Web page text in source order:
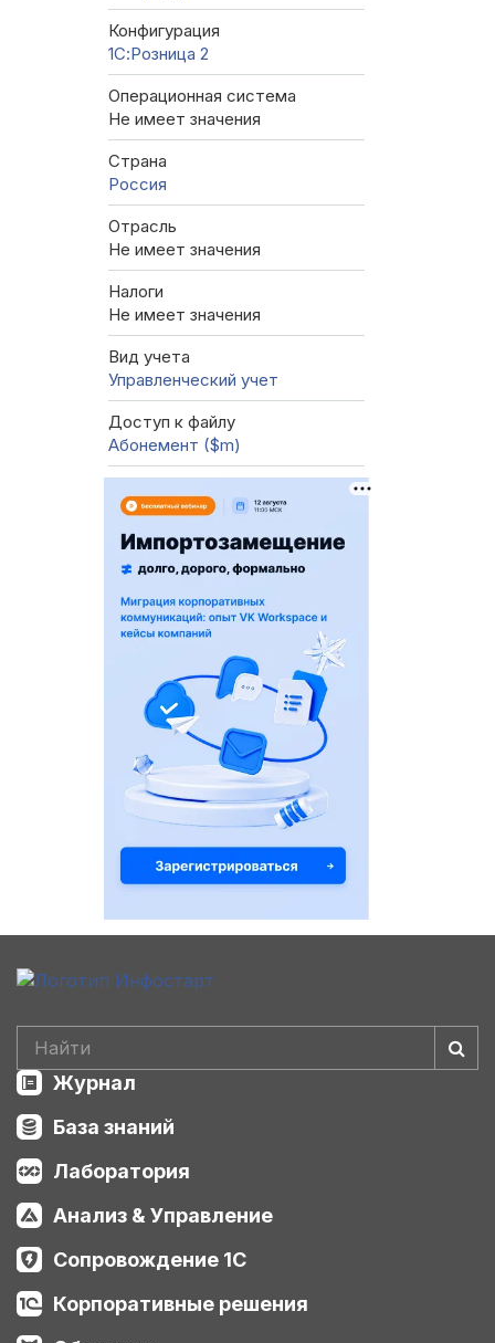
Конфигурация
1С:Розница 2
Операционная система
Не имеет значения
Страна
Россия
Отрасль
Не имеет значения
Налоги
Не имеет значения
Вид учета
Управленческий учет
Доступ к файлу
Абонемент ($m)
Журнал
База знаний
Лаборатория
Анализ & Управление
Сопровождение 1С
Корпоративные решения